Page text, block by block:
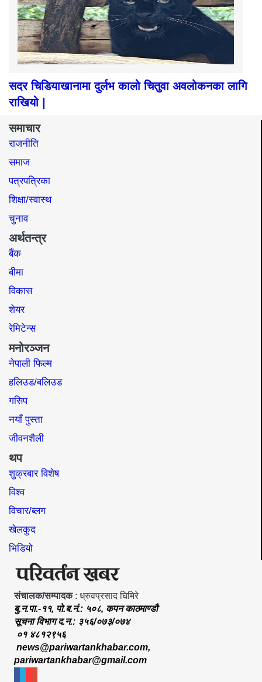
सदर चिडियाखानामा दुर्लभ कालो चितुवा अवलोकनका लागि
राखियो |
समाचार
राजनीति
समाज​
पत्रपत्रिका
शिक्षा/स्वास्थ
चुनाव
अर्थतन्त्र
बैंक
बीमा
विकास
शेयर
रेमिटेन्स
मनोरञ्जन
नेपाली फिल्म
हलिउड/बलिउड
गसिप
नयाँ पुस्ता
जीवनशैली
थप
शुक्रबार विशेष
विश्व
विचार/ब्लग
खेलकुद
भिडियो
संचालक/सम्पादक: ध्रुवप्रसाद घिमिरे
बु.न.पा.-११, पो.ब.नं.: ५०८, कपन काठमाण्डौ
सूचना विभाग द.न.: ३५६/०७३/०७४
०१ ४८१२९५६
news@pariwartankhabar.com,
pariwartankhabar@gmail.com